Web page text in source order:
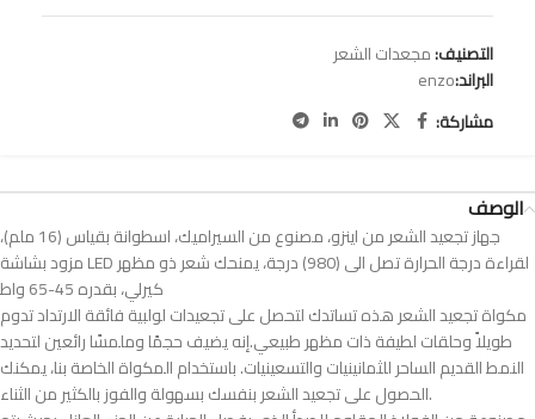
التصنيف:مجعدات الشعر
البراند:enzo
مشاركة:
الوصف
مزود بشاشة LED لقراءة درجة الحرارة تصل الى (980) درجة، يمنحك شعر ذو مظهر
كيرلي، بقدره 45-65 واط
طويلاً وحلقات لطيفة ذات مظهر طبيعي. إنه يضيف حجمًا وملمسًا رائعين لتحديد
النمط القديم الساحر للثمانينيات والتسعينيات. باستخدام المكواة الخاصة بنا، يمكنك
الحصول على تجعيد الشعر بنفسك بسهولة والفوز بالكثير من الثناء.